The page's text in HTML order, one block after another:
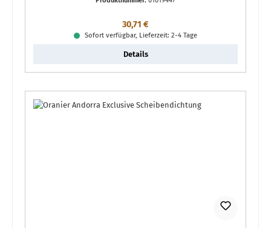
Regulärer Preis:
30,71 €
Sofort verfügbar, Lieferzeit: 2-4 Tage
Details